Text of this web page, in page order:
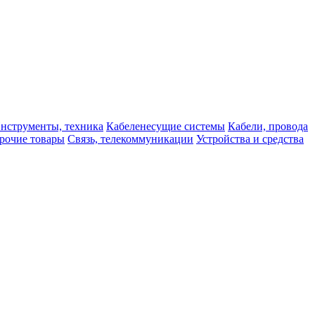
техника Кабеленесущие системы Кабели, провода
товары Связь, телекоммуникации Устройства и средства